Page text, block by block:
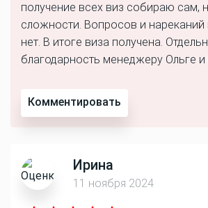
получение всех виз собираю сам,
сложности. Вопросов и нареканий
нет. В итоге виза получена.
благодарность менеджеру Ольге и
Комментировать
Ирина
11 ноября 2024